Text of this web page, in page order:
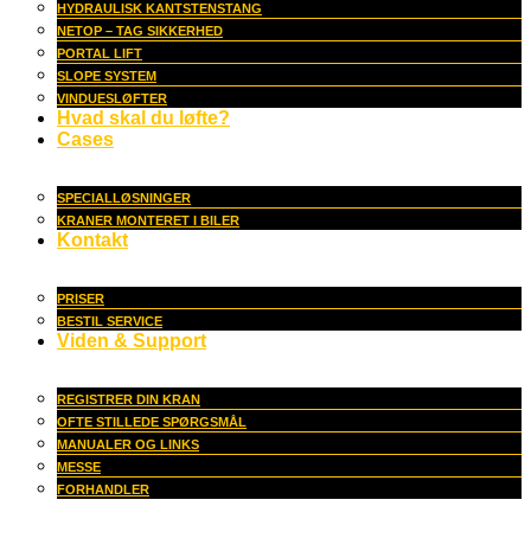
HYDRAULISK KANTSTENSTANG
NETOP – TAG SIKKERHED
PORTAL LIFT
SLOPE SYSTEM
VINDUESLØFTER
Hvad skal du løfte?
Cases
SPECIALLØSNINGER
KRANER MONTERET I BILER
Kontakt
PRISER
BESTIL SERVICE
Viden & Support
REGISTRER DIN KRAN
OFTE STILLEDE SPØRGSMÅL
MANUALER OG LINKS
MESSE
FORHANDLER